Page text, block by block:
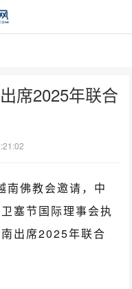
席2025年联合
佛教会邀请，中
塞节国际理事会执
出席2025年联合